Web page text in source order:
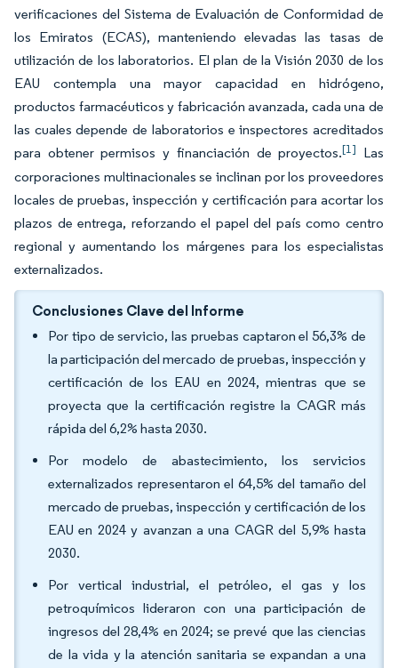
verificaciones del Sistema de Evaluación de Conformidad de
los Emiratos (ECAS), manteniendo elevadas las tasas de
utilización de los laboratorios. El plan de la Visión 2030 de los
EAU contempla una mayor capacidad en hidrógeno,
productos farmacéuticos y fabricación avanzada, cada una de
las cuales depende de laboratorios e inspectores acreditados
para obtener permisos y financiación de proyectos.[1] Las
corporaciones multinacionales se inclinan por los proveedores
locales de pruebas, inspección y certificación para acortar los
plazos de entrega, reforzando el papel del país como centro
regional y aumentando los márgenes para los especialistas
externalizados.
Conclusiones Clave del Informe
Por tipo de servicio, las pruebas captaron el 56,3% de
la participación del mercado de pruebas, inspección y
certificación de los EAU en 2024, mientras que se
proyecta que la certificación registre la CAGR más
rápida del 6,2% hasta 2030.
Por modelo de abastecimiento, los servicios
externalizados representaron el 64,5% del tamaño del
mercado de pruebas, inspección y certificación de los
EAU en 2024 y avanzan a una CAGR del 5,9% hasta
2030.
Por vertical industrial, el petróleo, el gas y los
petroquímicos lideraron con una participación de
ingresos del 28,4% en 2024; se prevé que las ciencias
de la vida y la atención sanitaria se expandan a una